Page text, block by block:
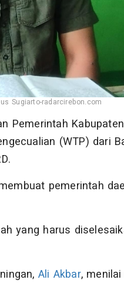
Sugiarto-radarcirebon.com
Pemerintah
(WTP) dari
pemerintah
yang harus
Ali Akbar,